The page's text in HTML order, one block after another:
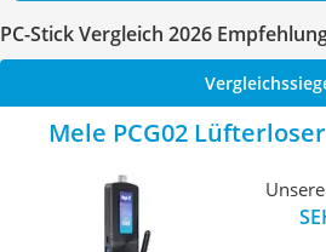
PC-Stick Vergleich 2026
Mele PCG02